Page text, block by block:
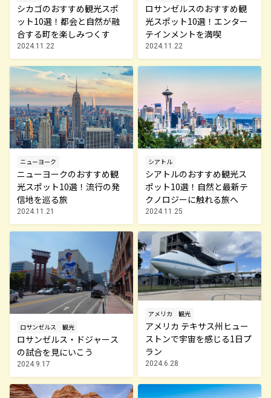
シカゴのおすすめ観光スポ
ット10選！都会と自然が融
合する町を楽しみつくす
2024.11.22
ロサンゼルスのおすすめ観
光スポット10選！エンター
テインメントを満喫
2024.11.22
ニューヨーク
ニューヨークのおすすめ観
光スポット10選！流行の発
信地を巡る旅
2024.11.21
シアトル
シアトルのおすすめ観光ス
ポット10選！自然と最新テ
クノロジーに触れる旅へ
2024.11.25
ロサンゼルス 観光
ロサンゼルス・ドジャース
の試合を見にいこう
2024.9.17
アメリカ 観光
アメリカ テキサス州ヒュー
ストンで宇宙を感じる1日プ
ラン
2024.6.28